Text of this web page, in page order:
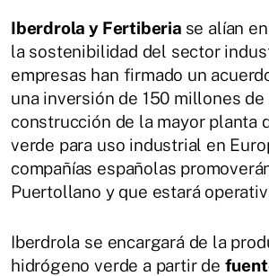
Iberdrola y Fertiberia se alían
la sostenibilidad del sector
empresas han firmado un
una inversión de 150 millones de
construcción de la mayor planta
verde para uso industrial en
compañías españolas
Puertollano y que estará
Iberdrola se encargará de la
hidrógeno verde a partir de